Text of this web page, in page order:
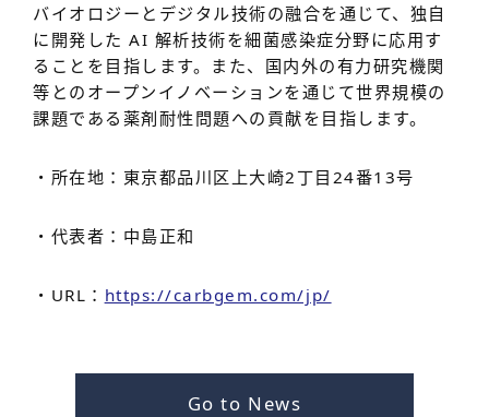
バイオロジーとデジタル技術の融合を通じて、独自
に開発した AI 解析技術を細菌感染症分野に応用す
ることを目指します。また、国内外の有力研究機関
等とのオープンイノベーションを通じて世界規模の
課題である薬剤耐性問題への貢献を目指します。
・所在地：東京都品川区上大崎2丁目24番13号
・代表者：中島正和
・URL： https://carbgem.com/jp/
Go to News